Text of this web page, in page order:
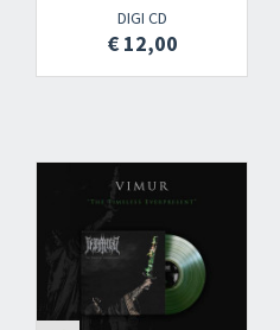
DIGI CD
€ 12,00